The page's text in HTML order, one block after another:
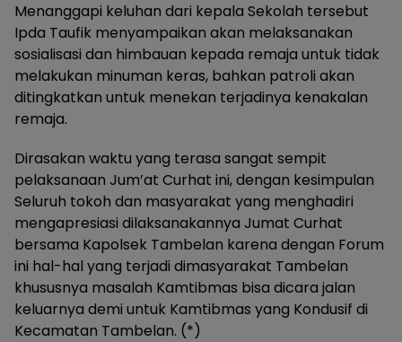
Menanggapi keluhan dari kepala Sekolah tersebut
Ipda Taufik menyampaikan akan melaksanakan
sosialisasi dan himbauan kepada remaja untuk tidak
melakukan minuman keras, bahkan patroli akan
ditingkatkan untuk menekan terjadinya kenakalan
remaja.
Dirasakan waktu yang terasa sangat sempit
pelaksanaan Jum’at Curhat ini, dengan kesimpulan
Seluruh tokoh dan masyarakat yang menghadiri
mengapresiasi dilaksanakannya Jumat Curhat
bersama Kapolsek Tambelan karena dengan Forum
ini hal-hal yang terjadi dimasyarakat Tambelan
khususnya masalah Kamtibmas bisa dicara jalan
keluarnya demi untuk Kamtibmas yang Kondusif di
Kecamatan Tambelan. (*)